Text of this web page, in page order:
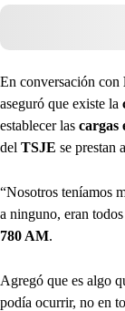
En conversación con
aseguró que existe la
establecer las cargas
del TSJE se prestan
“Nosotros teníamos
a ninguno, eran
780 AM.
Agregó que es algo
podía ocurrir, no en